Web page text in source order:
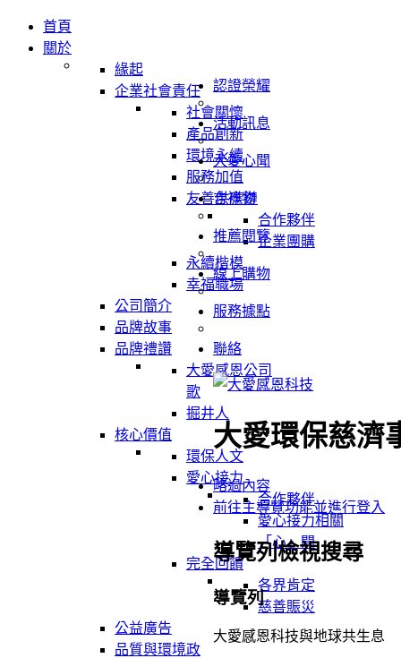
首頁
關於
緣起
企業社會責任
社會關懷
產品創新
環境永續
服務加值
友善供應鏈
合作夥伴
企業團購
永續楷模
幸福職場
公司簡介
品牌故事
品牌禮讚
大愛感恩公司
歌
掘井人
核心價值
環保人文
愛心接力
合作夥伴
愛心接力相關
「心」聞
完全回饋
各界肯定
慈善賑災
公益廣告
品質與環境政
認證榮耀
活動訊息
大愛心聞
吉祥物
推薦閱覽
線上購物
服務據點
聯絡
大愛環保慈濟
略過內容
前往主導覽功能並進行登入
導覽列檢視搜尋
導覽列
大愛感恩科技與地球共生息